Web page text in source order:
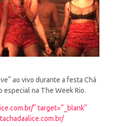
ao vivo durante a festa Chá
especial na The Week Rio.
” target=”_blank”